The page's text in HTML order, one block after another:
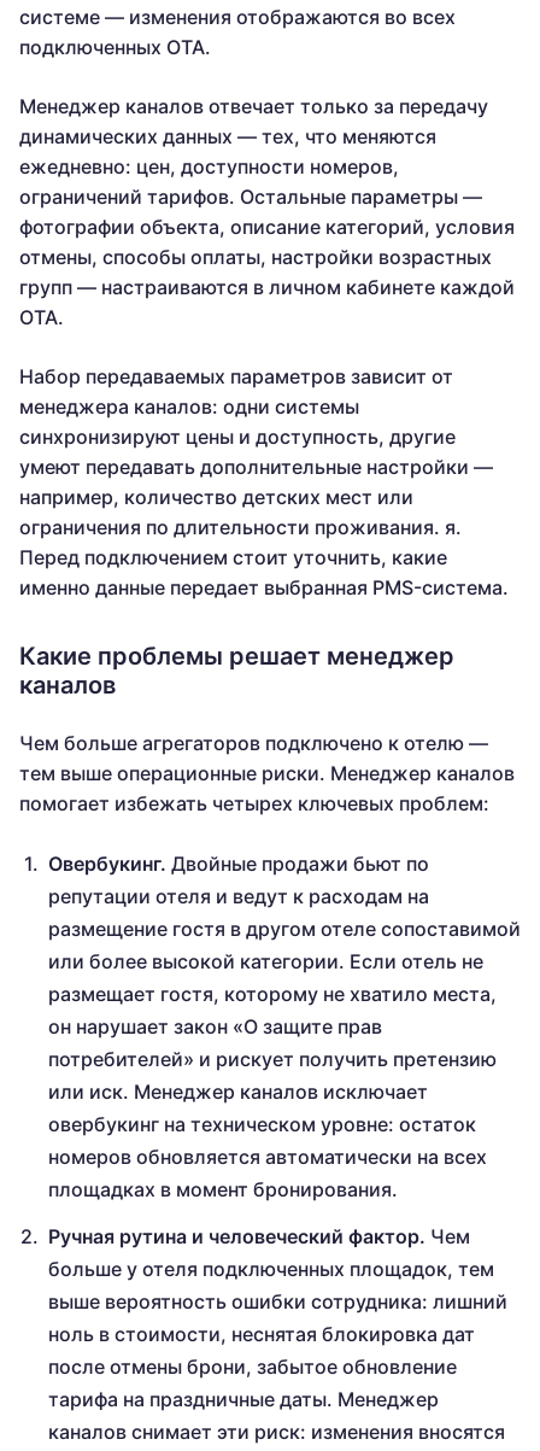
системе — изменения отображаются во всех
подключенных ОТА.
Менеджер каналов отвечает только за передачу
динамических данных — тех, что меняются
ежедневно: цен, доступности номеров,
ограничений тарифов. Остальные параметры —
фотографии объекта, описание категорий, условия
отмены, способы оплаты, настройки возрастных
групп — настраиваются в личном кабинете каждой
OTA.
Набор передаваемых параметров зависит от
менеджера каналов: одни системы
синхронизируют цены и доступность, другие
умеют передавать дополнительные настройки —
например, количество детских мест или
ограничения по длительности проживания. я.
Перед подключением стоит уточнить, какие
именно данные передает выбранная PMS-система.
Какие проблемы решает менеджер
каналов
Чем больше агрегаторов подключено к отелю —
тем выше операционные риски. Менеджер каналов
помогает избежать четырех ключевых проблем:
Овербукинг. Двойные продажи бьют по
репутации отеля и ведут к расходам на
размещение гостя в другом отеле сопоставимой
или более высокой категории. Если отель не
размещает гостя, которому не хватило места,
он нарушает закон «О защите прав
потребителей» и рискует получить претензию
или иск. Менеджер каналов исключает
овербукинг на техническом уровне: остаток
номеров обновляется автоматически на всех
площадках в момент бронирования.
Ручная рутина и человеческий фактор. Чем
больше у отеля подключенных площадок, тем
выше вероятность ошибки сотрудника: лишний
ноль в стоимости, неснятая блокировка дат
после отмены брони, забытое обновление
тарифа на праздничные даты. Менеджер
каналов снимает эти риск: изменения вносятся